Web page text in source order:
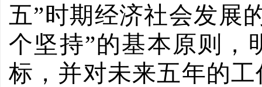
五”时期经济社会发展
个坚持”的基本原则，
标，并对未来五年的